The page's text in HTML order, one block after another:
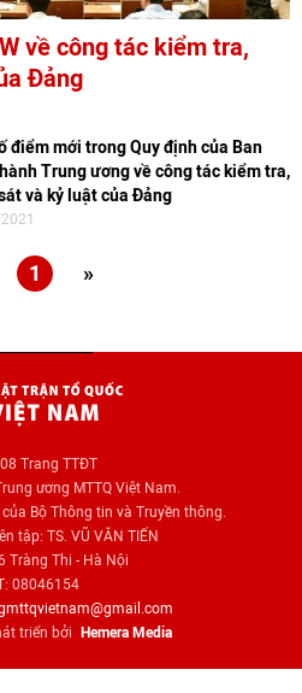
về công tác kiểm tra,
Đảng
điểm mới trong Quy định của Ban
Trung ương về công tác kiểm tra,
và kỷ luật của Đảng
1 »
Trang TTĐT
ương MTTQ Việt Nam.
Bộ Thông tin và Truyền thông.
tập: TS. VŨ VĂN TIẾN
Tràng Thi - Hà Nội
08046154
triển bởi
Hemera Media